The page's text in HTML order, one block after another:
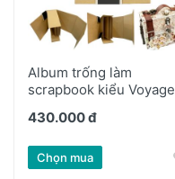
Album trống làm
scrapbook kiểu Voyage
430.000 đ
Chọn mua